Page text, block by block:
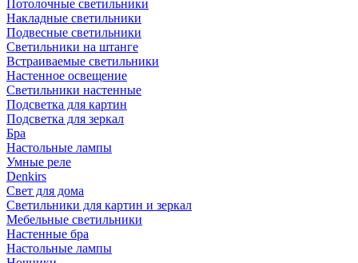
Потолочные светильники
Накладные светильники
Подвесные светильники
Светильники на штанге
Встраиваемые светильники
Настенное освещение
Светильники настенные
Подсветка для картин
Подсветка для зеркал
Бра
Настольные лампы
Умные реле
Denkirs
Свет для дома
Светильники для картин и зеркал
Мебельные светильники
Настенные бра
Настольные лампы